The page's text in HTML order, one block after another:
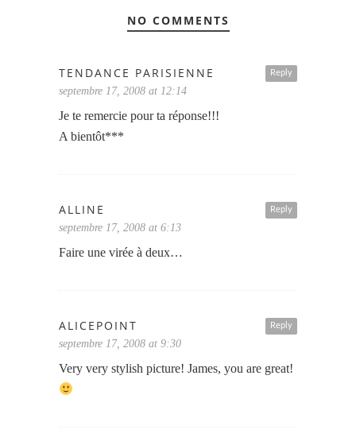
NO COMMENTS
Reply
TENDANCE PARISIENNE
septembre 17, 2008 at 12:14
Je te remercie pour ta réponse!!!
A bientôt***
Reply
ALLINE
septembre 17, 2008 at 6:13
Faire une virée à deux…
Reply
ALICEPOINT
septembre 17, 2008 at 9:30
Very very stylish picture! James, you are great!